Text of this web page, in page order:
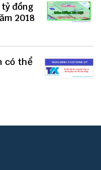
đồng
2018
có thể